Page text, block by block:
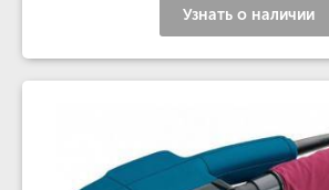
Узнать о наличии